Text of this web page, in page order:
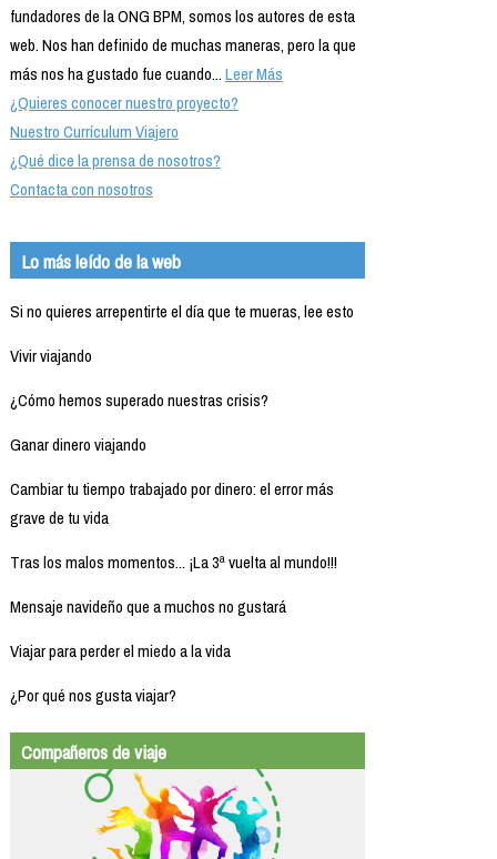
fundadores de la ONG BPM, somos los autores de esta
web. Nos han definido de muchas maneras, pero la que
más nos ha gustado fue cuando...Leer Más
¿Quieres conocer nuestro proyecto?
Nuestro Currículum Viajero
¿Qué dice la prensa de nosotros?
Contacta con nosotros
Lo más leído de la web
Si no quieres arrepentirte el día que te mueras, lee esto
Vivir viajando
¿Cómo hemos superado nuestras crisis?
Ganar dinero viajando
Cambiar tu tiempo trabajado por dinero: el error más
grave de tu vida
Tras los malos momentos... ¡La 3ª vuelta al mundo!!!
Mensaje navideño que a muchos no gustará
Viajar para perder el miedo a la vida
¿Por qué nos gusta viajar?
Compañeros de viaje